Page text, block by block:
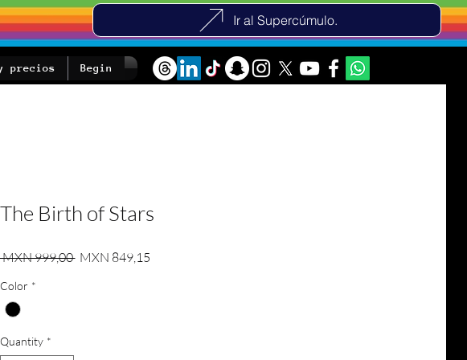
Ir al Supercúmulo.
Begin
precios
The Birth of Stars
MXN 999,00 Regular Price
MXN 849,15Sale Price
Color *
Quantity *